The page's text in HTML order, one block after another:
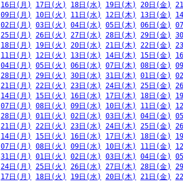
16日(月) 17日(火) 18日(水) 19日(木) 20日(金)
09日(月) 10日(火) 11日(水) 12日(木) 13日(金)
02日(月) 03日(火) 04日(水) 05日(木) 06日(金)
25日(月) 26日(火) 27日(水) 28日(木) 29日(金)
18日(月) 19日(火) 20日(水) 21日(木) 22日(金)
11日(月) 12日(火) 13日(水) 14日(木) 15日(金)
04日(月) 05日(火) 06日(水) 07日(木) 08日(金)
28日(月) 29日(火) 30日(水) 31日(木) 01日(金)
21日(月) 22日(火) 23日(水) 24日(木) 25日(金)
14日(月) 15日(火) 16日(水) 17日(木) 18日(金)
07日(月) 08日(火) 09日(水) 10日(木) 11日(金)
28日(月) 01日(火) 02日(水) 03日(木) 04日(金)
21日(月) 22日(火) 23日(水) 24日(木) 25日(金)
14日(月) 15日(火) 16日(水) 17日(木) 18日(金)
07日(月) 08日(火) 09日(水) 10日(木) 11日(金)
31日(月) 01日(火) 02日(水) 03日(木) 04日(金)
24日(月) 25日(火) 26日(水) 27日(木) 28日(金)
17日(月) 18日(火) 19日(水) 20日(木) 21日(金)